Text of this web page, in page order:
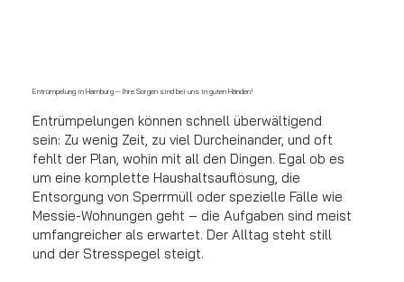
Entrümpelung in Hamburg – Ihre Sorgen sind bei uns in guten Händen!
Entrümpelungen können schnell überwältigend
sein: Zu wenig Zeit, zu viel Durcheinander, und oft
fehlt der Plan, wohin mit all den Dingen. Egal ob es
um eine komplette Haushaltsauflösung, die
Entsorgung von Sperrmüll oder spezielle Fälle wie
Messie-Wohnungen geht – die Aufgaben sind meist
umfangreicher als erwartet. Der Alltag steht still
und der Stresspegel steigt.